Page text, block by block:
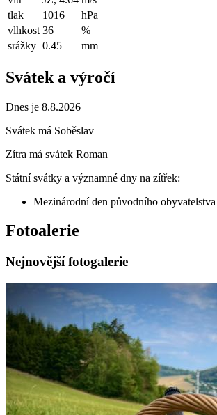
tlak
1016
hPa
vlhkost 36
%
srážky 0.45 mm
Svátek a výročí
Dnes je 8.8.2026
Svátek má Soběslav
Zítra má svátek Roman
Státní svátky a významné dny na zítřek:
Mezinárodní den původního obyvatelstva
Fotoalerie
Nejnovější fotogalerie